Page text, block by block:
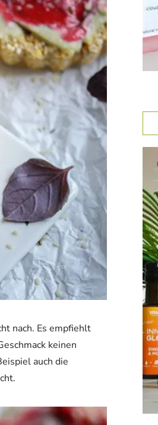
nach. Es empfiehlt
keinen
auch die